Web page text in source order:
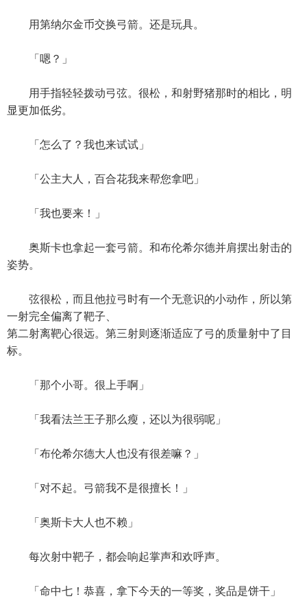
用第纳尔金币交换弓箭。还是玩具。
「嗯？」
用手指轻轻拨动弓弦。很松，和射野猪那时的相比，明
显更加低劣。
「怎么了？我也来试试」
「公主大人，百合花我来帮您拿吧」
「我也要来！」
奥斯卡也拿起一套弓箭。和布伦希尔德并肩摆出射击的
姿势。
弦很松，而且他拉弓时有一个无意识的小动作，所以第
一射完全偏离了靶子、
第二射离靶心很远。第三射则逐渐适应了弓的质量射中了目
标。
「那个小哥。很上手啊」
「我看法兰王子那么瘦，还以为很弱呢」
「布伦希尔德大人也没有很差嘛？」
「对不起。弓箭我不是很擅长！」
「奥斯卡大人也不赖」
每次射中靶子，都会响起掌声和欢呼声。
「命中七！恭喜，拿下今天的一等奖，奖品是饼干」